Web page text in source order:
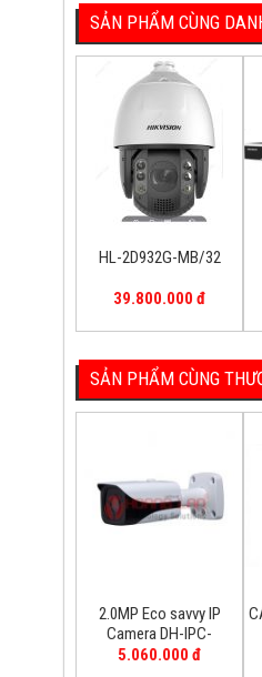
SẢN PHẨM CÙNG
HL-2D932G-MB/32
39.800.000 đ
SẢN PHẨM CÙNG
2.0MP Eco savvy IP
Camera DH-IPC-
HFW4220EP
5.060.000 đ